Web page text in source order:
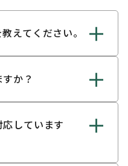
えてください。
か？
しています